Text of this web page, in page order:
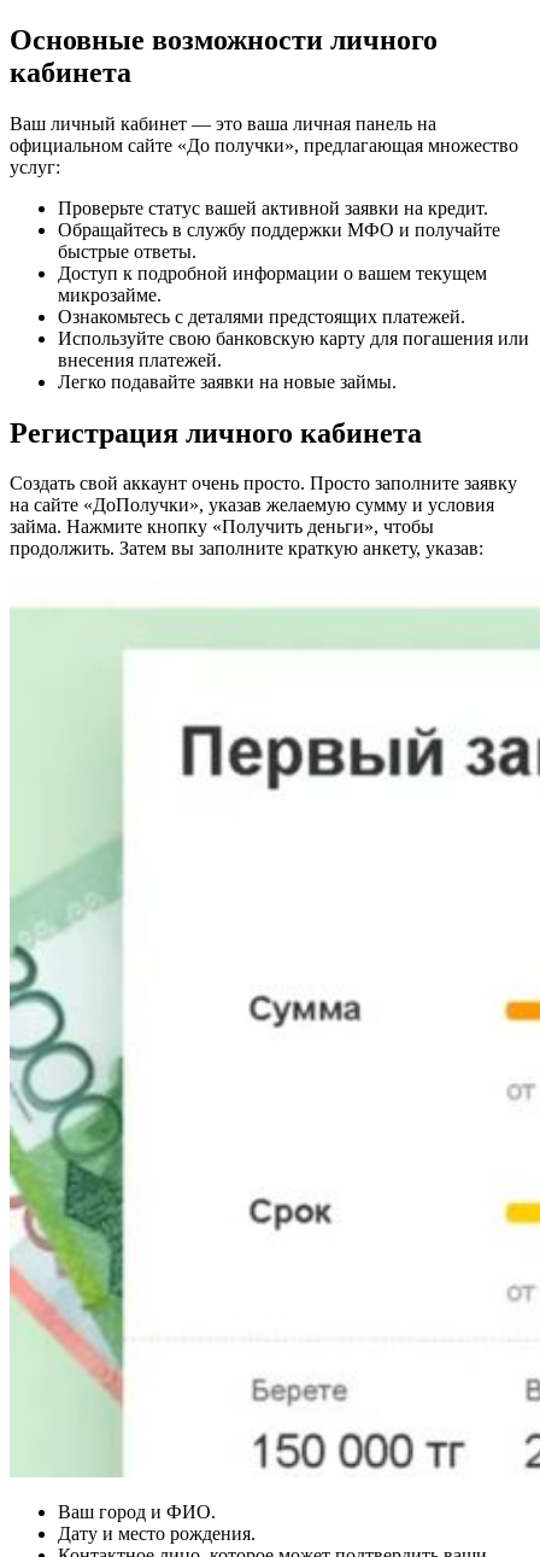
Основные возможности личного
кабинета
Ваш личный кабинет — это ваша личная панель на
официальном сайте «До получки», предлагающая множество
услуг:
Проверьте статус вашей активной заявки на кредит.
Обращайтесь в службу поддержки МФО и получайте
быстрые ответы.
Доступ к подробной информации о вашем текущем
микрозайме.
Ознакомьтесь с деталями предстоящих платежей.
Используйте свою банковскую карту для погашения или
внесения платежей.
Легко подавайте заявки на новые займы.
Регистрация личного кабинета
Создать свой аккаунт очень просто. Просто заполните заявку
на сайте «ДоПолучки», указав желаемую сумму и условия
займа. Нажмите кнопку «Получить деньги», чтобы
продолжить. Затем вы заполните краткую анкету, указав:
Ваш город и ФИО.
Дату и место рождения.